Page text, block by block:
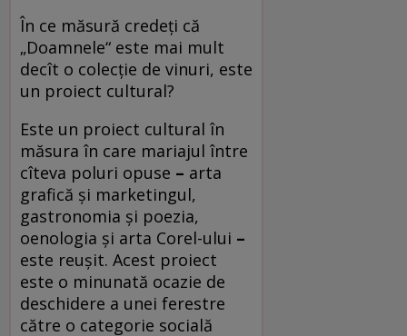
În ce măsură credeți că
„Doamnele“ este mai mult
decît o colecție de vinuri, este
un proiect cultural?
Este un proiect cultural în
măsura în care mariajul între
cîteva poluri opuse – arta
grafică și marketingul,
gastronomia și poezia,
oenologia și arta Corel-ului –
este reușit. Acest proiect
este o minunată ocazie de
deschidere a unei ferestre
către o categorie socială